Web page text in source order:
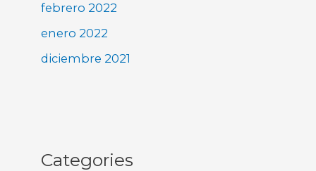
febrero 2022
enero 2022
diciembre 2021
Categories